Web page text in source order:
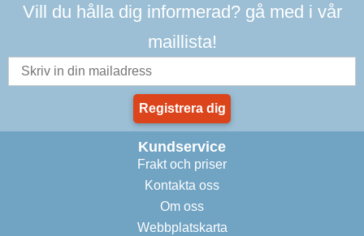
Vill du hålla dig informerad? gå med i vår
maillista!
Registrera dig
Kundservice
Frakt och priser
Kontakta oss
Om oss
Webbplatskarta